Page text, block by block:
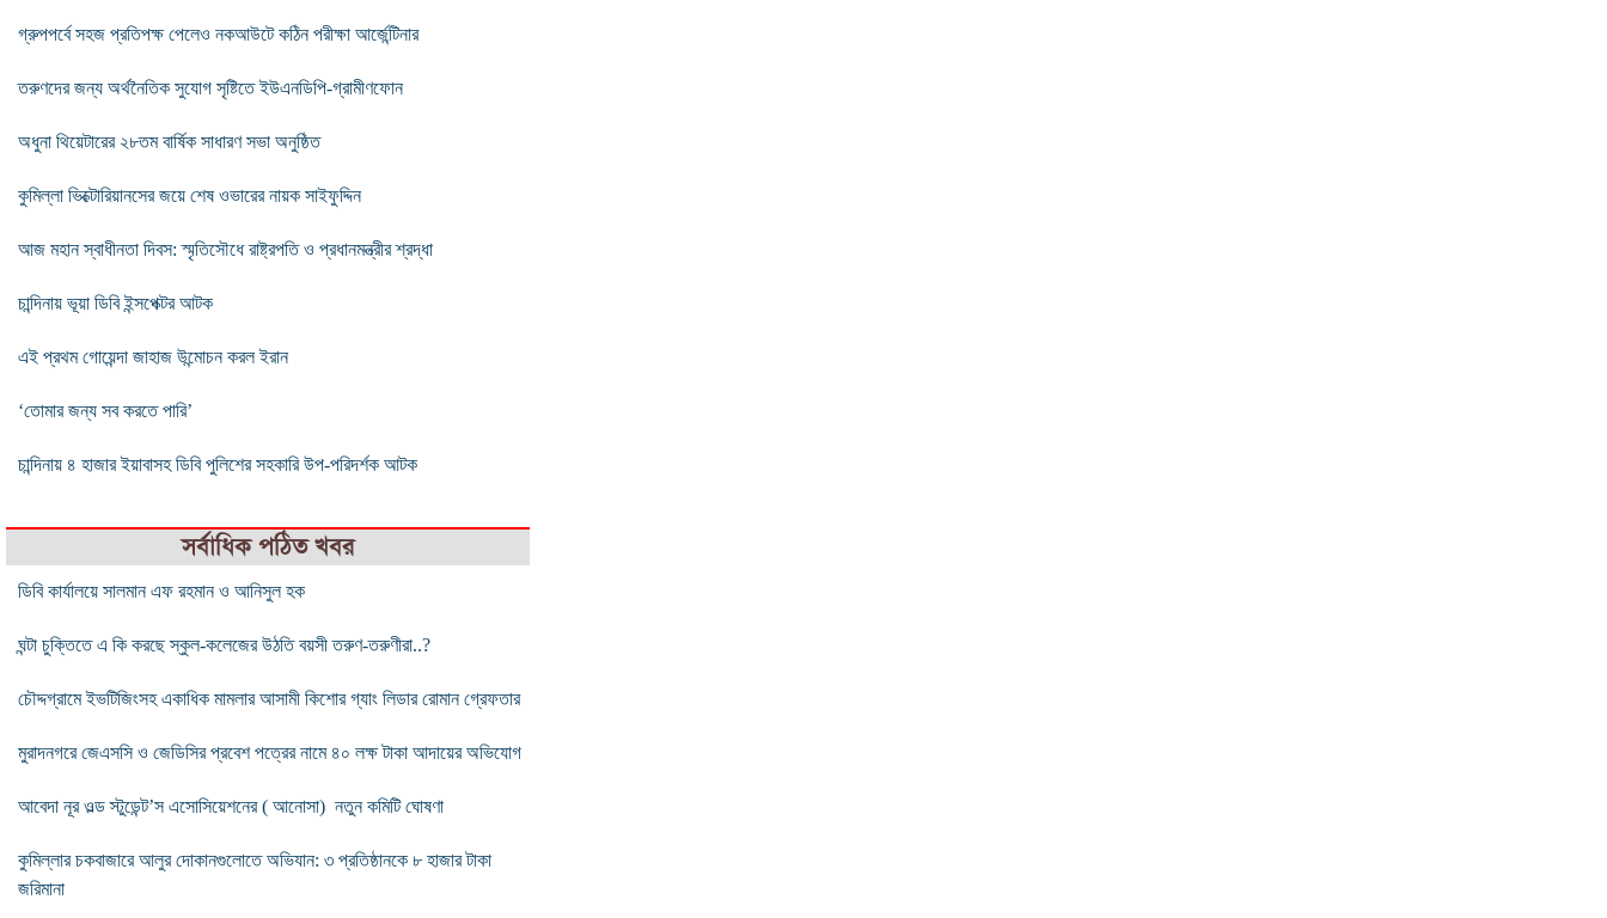
গ্রুপপর্বে সহজ প্রতিপক্ষ পেলেও নকআউটে কঠিন পরীক্ষা আর্জেন্টিনার
তরুণদের জন্য অর্থনৈতিক সুযোগ সৃষ্টিতে ইউএনডিপি-গ্রামীণফোন
অধুনা থিয়েটারের ২৮তম বার্ষিক সাধারণ সভা অনুষ্ঠিত
কুমিল্লা ভিক্টোরিয়ানসের জয়ে শেষ ওভারের নায়ক সাইফুদ্দিন
আজ মহান স্বাধীনতা দিবস: স্মৃতিসৌধে রাষ্ট্রপতি ও প্রধানমন্ত্রীর শ্রদ্ধা
চান্দিনায় ভূয়া ডিবি ইন্সপেক্টর আটক
এই প্রথম গোয়েন্দা জাহাজ উন্মোচন করল ইরান
‘তোমার জন্য সব করতে পারি’
চান্দিনায় ৪ হাজার ইয়াবাসহ ডিবি পুলিশের সহকারি উপ-পরিদর্শক আটক
সর্বাধিক পঠিত খবর
ডিবি কার্যালয়ে সালমান এফ রহমান ও আনিসুল হক
ঘন্টা চুক্তিতে এ কি করছে স্কুল-কলেজের উঠতি বয়সী তরুণ-তরুণীরা..?
চৌদ্দগ্রামে ইভটিজিংসহ একাধিক মামলার আসামী কিশোর গ্যাং লিডার রোমান গ্রেফতার
মুরাদনগরে জেএসসি ও জেডিসির প্রবেশ পত্রের নামে ৪০ লক্ষ টাকা আদায়ের অভিযোগ
আবেদা নূর ওল্ড স্টুডেন্ট’স এসোসিয়েশনের ( আনোসা) নতুন কমিটি ঘোষণা
কুমিল্লার চকবাজারে আলুর দোকানগুলোতে অভিযান: ৩ প্রতিষ্ঠানকে ৮ হাজার টাকা
জরিমানা